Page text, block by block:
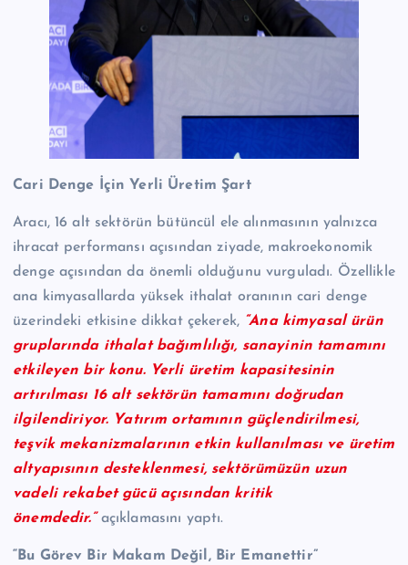
Cari Denge İçin Yerli Üretim Şart
Aracı, 16 alt sektörün bütüncül ele alınmasının yalnızca
ihracat performansı açısından ziyade, makroekonomik
denge açısından da önemli olduğunu vurguladı. Özellikle
ana kimyasallarda yüksek ithalat oranının cari denge
üzerindeki etkisine dikkat çekerek, “Ana kimyasal ürün
gruplarında ithalat bağımlılığı, sanayinin tamamını
etkileyen bir konu. Yerli üretim kapasitesinin
artırılması 16 alt sektörün tamamını doğrudan
ilgilendiriyor. Yatırım ortamının güçlendirilmesi,
teşvik mekanizmalarının etkin kullanılması ve üretim
altyapısının desteklenmesi, sektörümüzün uzun
vadeli rekabet gücü açısından kritik
önemdedir.” açıklamasını yaptı.
“Bu Görev Bir Makam Değil, Bir Emanettir”